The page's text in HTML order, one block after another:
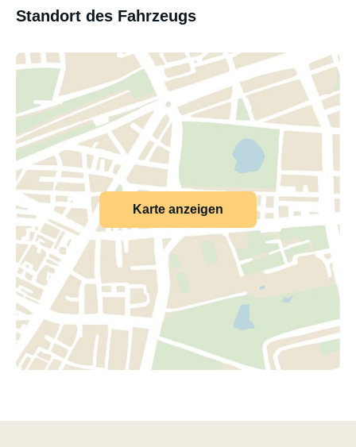
Standort des Fahrzeugs
Karte anzeigen